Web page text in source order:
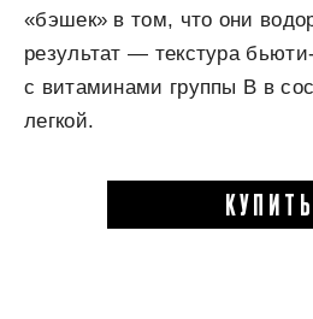
«бэшек» в том, что они
результат — текстура
с витаминами группы В в
легкой.
КУПИТЬ